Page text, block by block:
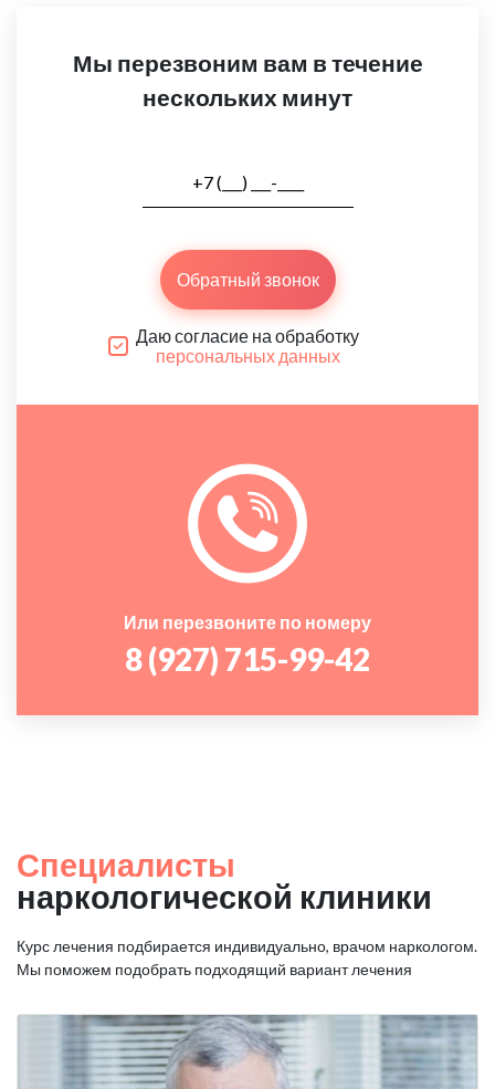
Мы перезвоним вам в течение
нескольких минут
Обратный звонок
Даю согласие на обработку
персональных данных
Или перезвоните по номеру
8 (927) 715-99-42
Специалисты
наркологической клиники
Курс лечения подбирается индивидуально, врачом наркологом.
Мы поможем подобрать подходящий вариант лечения